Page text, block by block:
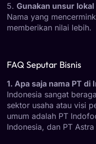
5. Gunakan unsur
Nama yang
memberikan nilai lebih.
FAQ Seputar Bisnis
1. Apa saja nama PT di
Indonesia sangat
sektor usaha atau visi
umum adalah PT
Indonesia, dan PT